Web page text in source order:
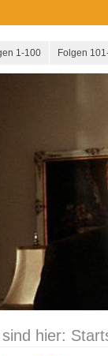
1-100 Folgen
hier: